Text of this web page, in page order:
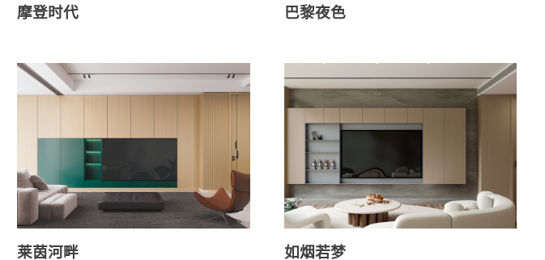
摩登时代 巴黎夜色
莱茵河畔 如烟若梦